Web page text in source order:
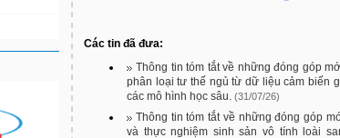
Các tin đã đưa:
Thông tin tóm tắt về những đóng góp
phân loại tư thế ngủ từ dữ liệu cảm biến
các mô hình học sâu. (31/07/26)
Thông tin tóm tắt về những đóng góp
và thực nghiệm sinh sản vô tính loài